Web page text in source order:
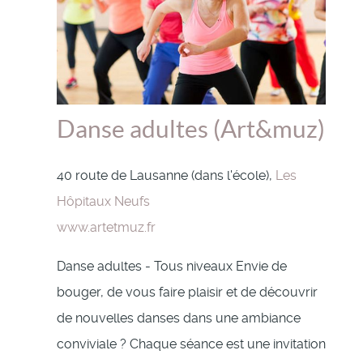
Danse adultes (Art&muz)
40 route de Lausanne (dans l'école), Les
Hôpitaux Neufs
www.artetmuz.fr
Danse adultes - Tous niveaux Envie de
bouger, de vous faire plaisir et de découvrir
de nouvelles danses dans une ambiance
conviviale ? Chaque séance est une invitation